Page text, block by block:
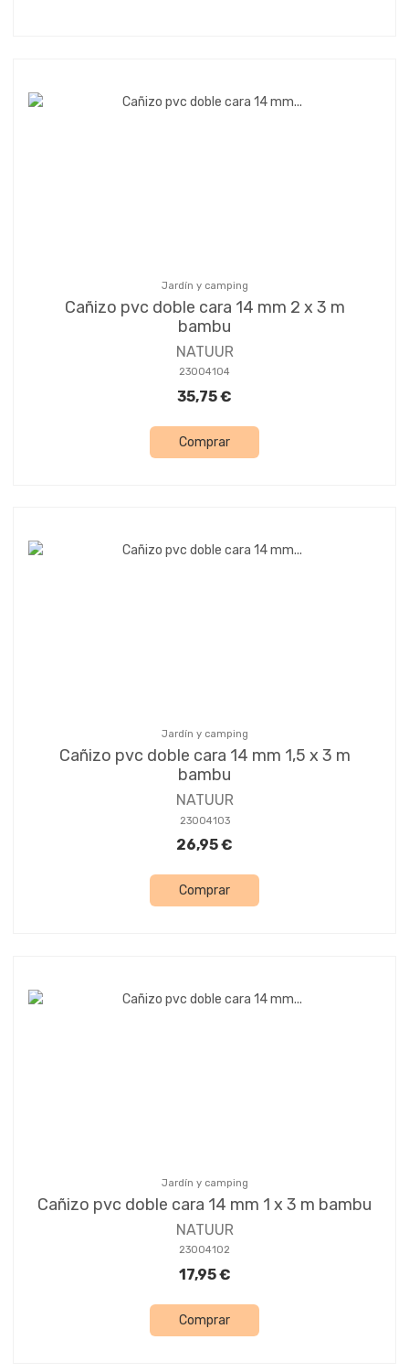
Jardín y camping
Cañizo pvc doble cara 14 mm 2 x 3 m
bambu
NATUUR
23004104
35,75 €
Comprar
Jardín y camping
Cañizo pvc doble cara 14 mm 1,5 x 3 m
bambu
NATUUR
23004103
26,95 €
Comprar
Jardín y camping
Cañizo pvc doble cara 14 mm 1 x 3 m bambu
NATUUR
23004102
17,95 €
Comprar